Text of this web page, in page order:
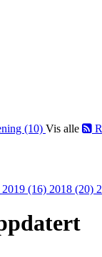
(10) Vis alle
2019 (16) 2018 (20)